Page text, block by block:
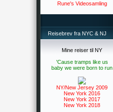
Rune's Videosamling
Reisebrev fra NYC & NJ
Mine reiser til NY
'Cause tramps like us
baby we were born to run
NY/New Jersey 2009
New York 2016
New York 2017
New York 2018